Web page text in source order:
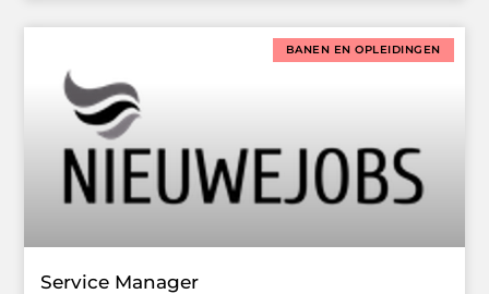
BANEN EN OPLEIDINGEN
Service Manager